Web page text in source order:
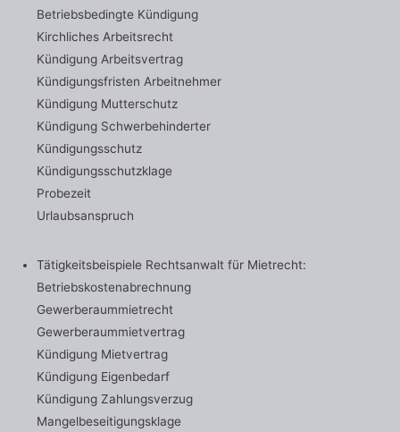
Betriebsbedingte Kündigung
Kirchliches Arbeitsrecht
Kündigung Arbeitsvertrag
Kündigungsfristen Arbeitnehmer
Kündigung Mutterschutz
Kündigung Schwerbehinderter
Kündigungsschutz
Kündigungsschutzklage
Probezeit
Urlaubsanspruch
Tätigkeitsbeispiele Rechtsanwalt für Mietrecht:
Betriebskostenabrechnung
Gewerberaummietrecht
Gewerberaummietvertrag
Kündigung Mietvertrag
Kündigung Eigenbedarf
Kündigung Zahlungsverzug
Mangelbeseitigungsklage